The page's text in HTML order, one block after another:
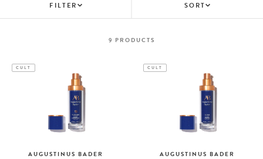
FILTER SORT
9 PRODUCTS
CULT
AUGUSTINUS BADER
CULT
AUGUSTINUS BADER